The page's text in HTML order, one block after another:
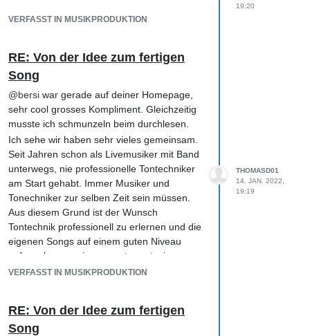
VERFASST IN MUSIKPRODUKTION
19:20
RE: Von der Idee zum fertigen
Song
@bersi war gerade auf deiner Homepage,
sehr cool grosses Kompliment. Gleichzeitig
musste ich schmunzeln beim durchlesen.
Ich sehe wir haben sehr vieles gemeinsam.
Seit Jahren schon als Livemusiker mit Band
unterwegs, nie professionelle Tontechniker
am Start gehabt. Immer Musiker und
Tonechniker zur selben Zeit sein müssen.
Aus diesem Grund ist der Wunsch
Tontechnik professionell zu erlernen und die
eigenen Songs auf einem guten Niveau
aufzunehmen, mixen, mastern etc. immer
grösser geworden. Jetzt bin ich hier und ich
Blog) und Martin jedes Video gesehen bevor
ich den Schritt gewagt hab mich bei Hofa
VERFASST IN MUSIKPRODUKTION
THOMASD01
14. JAN. 2022,
19:19
RE: Von der Idee zum fertigen
Song